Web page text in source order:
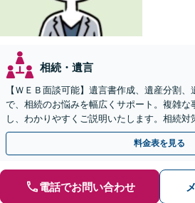
相続・遺言
【ＷＥＢ面談可能】遺言書作成、遺産分割、
で、相続のお悩みを幅広くサポート。複雑な
し、わかりやすくご説明いたします。相続対
的なご負担を減らし、最適な解決を目指しま
料金表を見る
電話でお問い合わせ